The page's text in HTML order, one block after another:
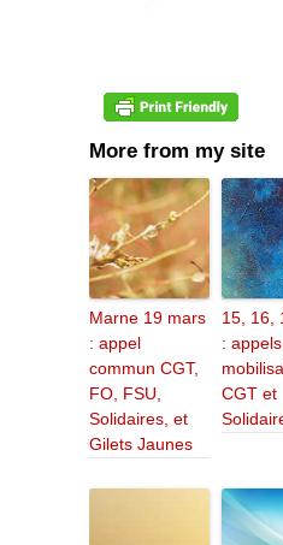
More from my site
Marne 19 mars
: appel
commun CGT,
FO, FSU,
Solidaires, et
Gilets Jaunes
15, 16,
:
CGT et